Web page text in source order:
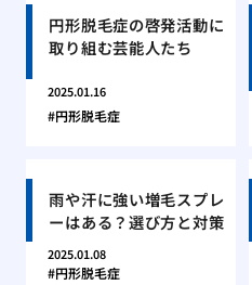
円形脱毛症の啓発活動に
取り組む芸能人たち
2025.01.16
円形脱毛症
雨や汗に強い増毛スプレ
ーはある？選び方と対策
2025.01.08
円形脱毛症